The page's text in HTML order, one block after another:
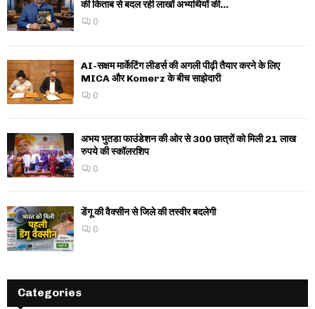
की किताब से बदल रही लाखों अभ्यर्थियों की...
0
AI-सक्षम मार्केटिंग लीडर्स की अगली पीढ़ी तैयार करने के लिए
MICA और Komerz के बीच साझेदारी
0
अभय भुतडा फाउंडेशन की ओर से 300 छात्रों को मिली 21 लाख
रुपये की स्कॉलरशिप
0
डेंगू की वैक्सीन से जिले की तस्वीर बदलेगी
0
Categories